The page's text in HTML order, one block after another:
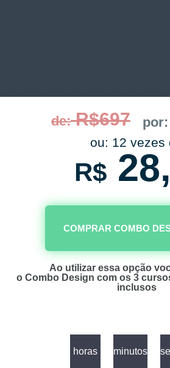
de:R$697 por:
ou: 12 vezes
R$28,
COMPRAR COMBO
Ao utilizar essa opção
o Combo Design com os 3
inclusos
horas minutos